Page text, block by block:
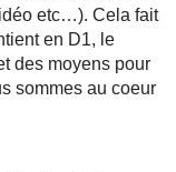
etc…). Cela fait
en D1, le
des moyens pour
sommes au coeur